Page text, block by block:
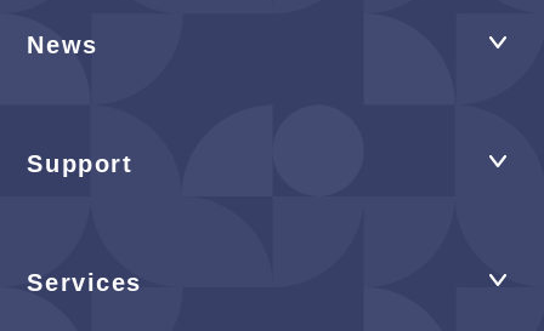
News
Support
Services